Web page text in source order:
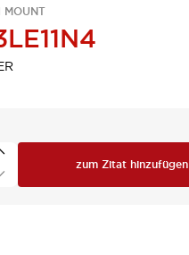
MOUNT
zum Zitat hinzufügen